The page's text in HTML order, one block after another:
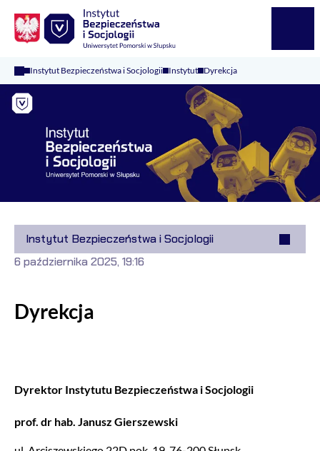
Instytut Bezpieczeństwa i Socjologii Instytut Dyrekcja
Instytut Bezpieczeństwa i Socjologii
Dyrekcja
6 października 2025, 19:16
Dyrektor Instytutu Bezpieczeństwa i Socjologii
prof. dr hab. Janusz Gierszewski
Logo Kaliop Poland